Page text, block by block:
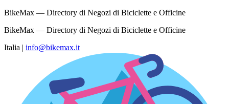
BikeMax — Directory di Negozi di Biciclette e Officine
BikeMax — Directory di Negozi di Biciclette e Officine
Italia | info@bikemax.it